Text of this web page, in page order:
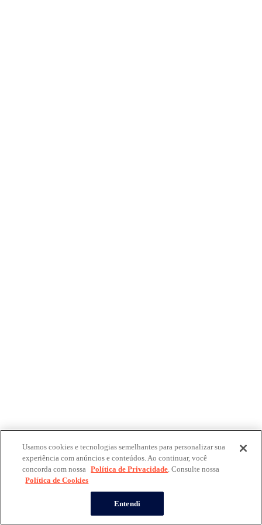
Usamos cookies e tecnologias semelhantes para personalizar sua
experiência com anúncios e conteúdos. Ao continuar, você
concorda com nossa Política de Privacidade. Consulte nossa
Política de Cookies
Entendi